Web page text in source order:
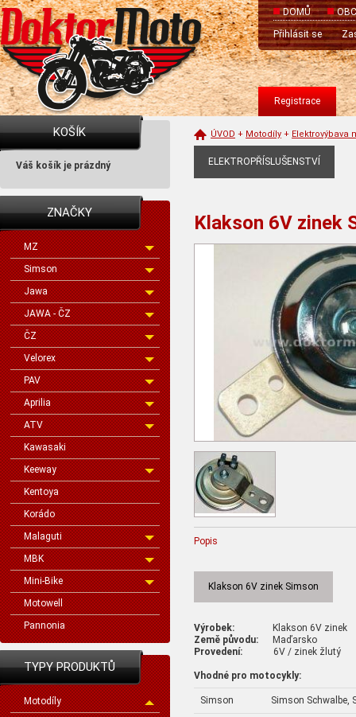
DOMŮ
Přihlásit se
Registrace
KOŠÍK
Váš košík je prázdný
ZNAČKY
MZ
Simson
Jawa
JAWA - ČZ
ČZ
Velorex
PAV
Aprilia
ATV
Kawasaki
Keeway
Kentoya
Korádo
Malaguti
MBK
Mini-Bike
Motowell
Pannonia
TYPY PRODUKTŮ
Motodíly
ÚVOD + Motodíly + Elektrovýbava
ELEKTROPŘÍSLUŠENSTVÍ
Klakson 6V zinek
Popis
Klakson 6V zinek Simson
Výrobek: Klakson 6V
Země původu: Maďarsko
Provedení: 6V / zinek žlutý
Vhodné pro motocykly:
Simson Simson Schwalbe,